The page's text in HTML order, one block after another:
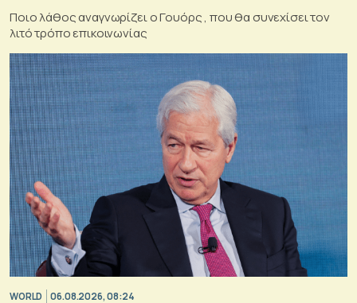
Ποιο λάθος αναγνωρίζει ο Γουόρς , που θα συνεχίσει τον
λιτό τρόπο επικοινωνίας
WORLD 06.08.2026, 08:24